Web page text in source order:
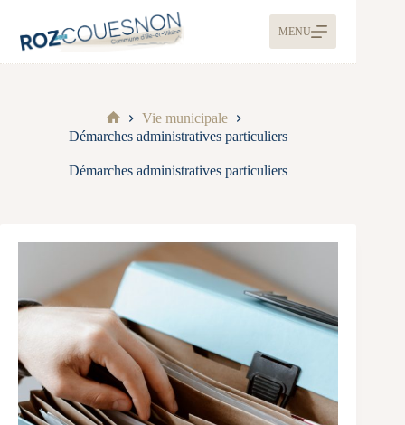
MENU
Vie municipale
Démarches administratives particuliers
Démarches administratives particuliers